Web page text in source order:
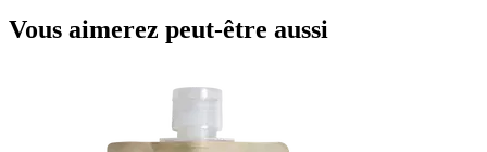
Vous aimerez peut-être aussi